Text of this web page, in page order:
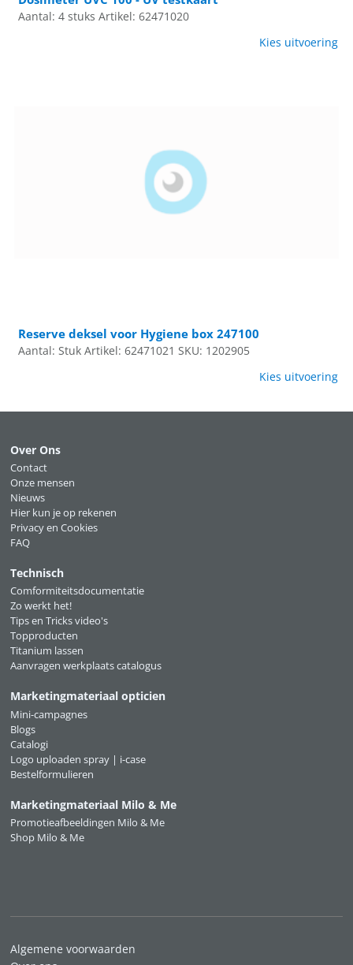
Aantal: 4 stuks Artikel: 62471020
Kies uitvoering
Reserve deksel voor Hygiene box 247100
Aantal: Stuk Artikel: 62471021 SKU: 1202905
Kies uitvoering
Over Ons
Contact
Onze mensen
Nieuws
Hier kun je op rekenen
Privacy en Cookies
FAQ
Technisch
Comformiteitsdocumentatie
Zo werkt het!
Tips en Tricks video's
Topproducten
Titanium lassen
Aanvragen werkplaats catalogus
Marketingmateriaal opticien
Mini-campagnes
Blogs
Catalogi
Logo uploaden spray | i-case
Bestelformulieren
Marketingmateriaal Milo & Me
Promotieafbeeldingen Milo & Me
Shop Milo & Me
Algemene voorwaarden